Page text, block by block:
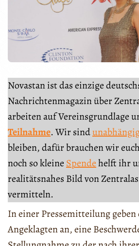
Novastan ist das einzige
Nachrichtenmagazin über
arbeiten auf Vereinsgrundlage
Teilnahme. Wir sind
bleiben, dafür brauchen wir
noch so kleine Spendehelft ihr
realitätsnahes Bild von
vermitteln.
In einer Pressemitteilung
Angeklagten an, eine